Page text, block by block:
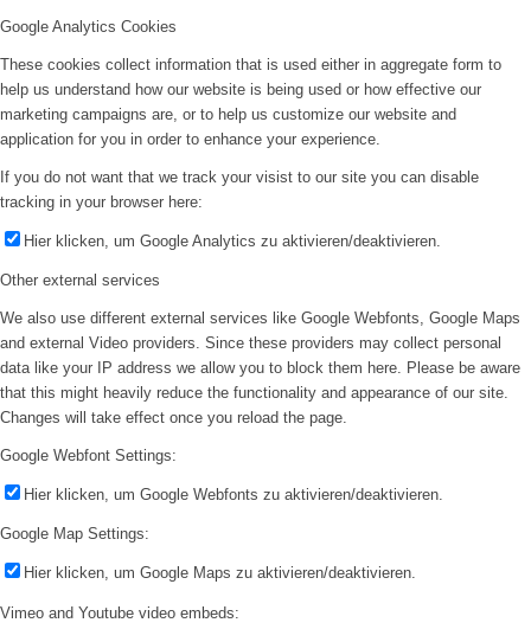
Google Analytics Cookies
These cookies collect information that is used either in aggregate form to
help us understand how our website is being used or how effective our
marketing campaigns are, or to help us customize our website and
application for you in order to enhance your experience.
If you do not want that we track your visist to our site you can disable
tracking in your browser here:
Hier klicken, um Google Analytics zu aktivieren/deaktivieren.
Other external services
We also use different external services like Google Webfonts, Google Maps
and external Video providers. Since these providers may collect personal
data like your IP address we allow you to block them here. Please be aware
that this might heavily reduce the functionality and appearance of our site.
Changes will take effect once you reload the page.
Google Webfont Settings:
Hier klicken, um Google Webfonts zu aktivieren/deaktivieren.
Google Map Settings:
Hier klicken, um Google Maps zu aktivieren/deaktivieren.
Vimeo and Youtube video embeds: